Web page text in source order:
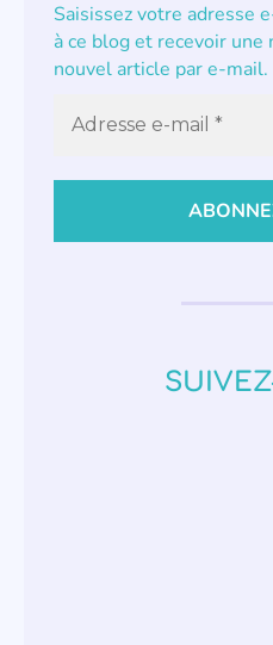
Saisissez votre adresse
à ce blog et recevoir une
nouvel article par e-mail.